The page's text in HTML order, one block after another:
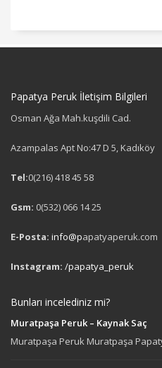
Papatya Peruk İletişim Bilgileri
Osman Ağa Mah.kuşdili Cad.
Azampalas Apt No:47 D 5, Kadıköy
Tel:0(216) 418 45 58
Gsm: 0(532) 066 14 25
E-Posta: info@papatyaperuk.com
Instagram: /papatya_peruk
Bunları incelediniz mi?
Muratpaşa Peruk – Kaynak Saç
Muratpaşa Peruk Muratpaşa